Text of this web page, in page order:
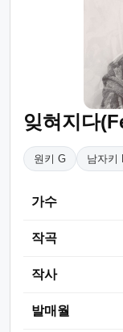
잊혀지다
원키 G 남자키
가수
작곡
작사
발매월